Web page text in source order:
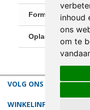
inhoud
ons
om te
Formaat
Oplage:
VOLG ONS
WINKELINFORMATIE